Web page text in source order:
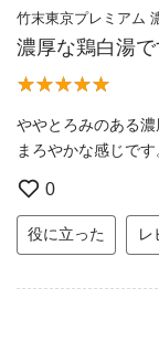
竹末東京プレミアム
濃厚な鶏白湯で
ややとろみのある
まろやかな感じです
0
役に立った レ